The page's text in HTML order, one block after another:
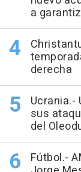
a
derecha
Ucrania.-
sus
del
Fútbol.-